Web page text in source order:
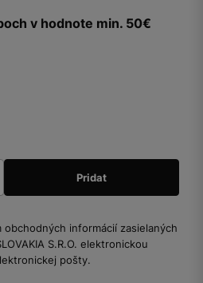
v hodnote min. 50€
obchodných informácií zasielaných
S.R.O. elektronickou
pošty.